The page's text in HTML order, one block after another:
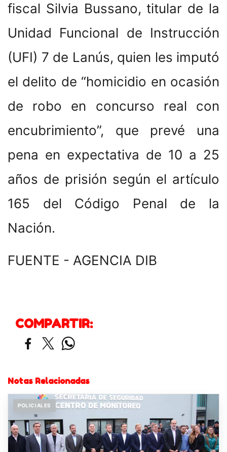
fiscal Silvia Bussano, titular de la
Unidad Funcional de Instrucción
(UFI) 7 de Lanús, quien les imputó
el delito de “homicidio en ocasión
de robo en concurso real con
encubrimiento”, que prevé una
pena en expectativa de 10 a 25
años de prisión según el artículo
165 del Código Penal de la
Nación.
FUENTE - AGENCIA DIB
COMPARTIR:
Notas Relacionadas
POLICIALES